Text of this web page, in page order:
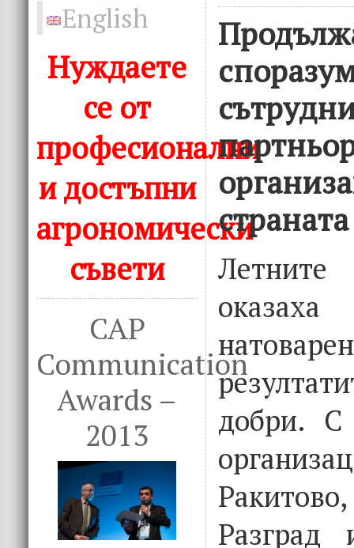
English
Нуждаете
се от
професионални
и достъпни
агрономически
съвети
CAP
Communication
Awards –
2013
страната
добри. С